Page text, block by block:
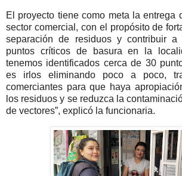
El proyecto tiene como meta la entrega
sector comercial, con el propósito de
separación de residuos y contribuir
puntos críticos de basura en la
tenemos identificados cerca de 30
es irlos eliminando poco a poco,
comerciantes para que haya
los residuos y se reduzca la
de vectores”, explicó la funcionaria.